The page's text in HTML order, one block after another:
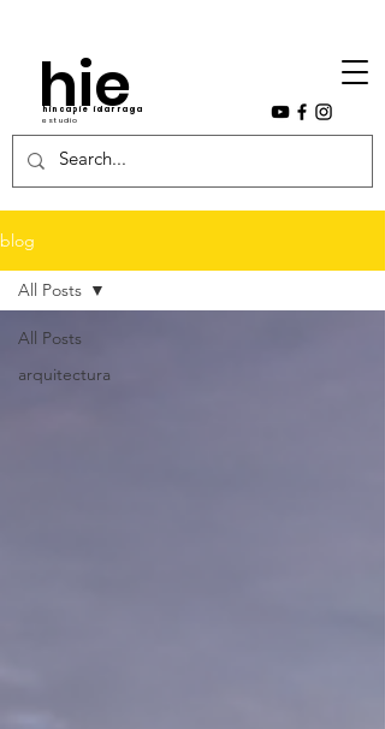
hincapie idarraga
estudio
hie
blog
All Posts
arquitectura
All Posts